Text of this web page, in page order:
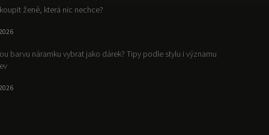
ženě, která nic nechce?
barvu náramku vybrat jako dárek? Tipy podle stylu i významu